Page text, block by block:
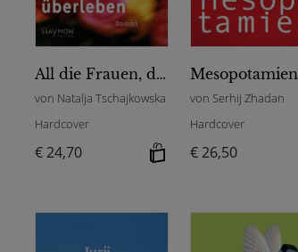
All die Frauen, die das hier überleben
von Natalja Tschajkowska
Hardcover
€ 24,70
Mesopotamien
von Serhij Zhadan
Hardcover
€ 26,50